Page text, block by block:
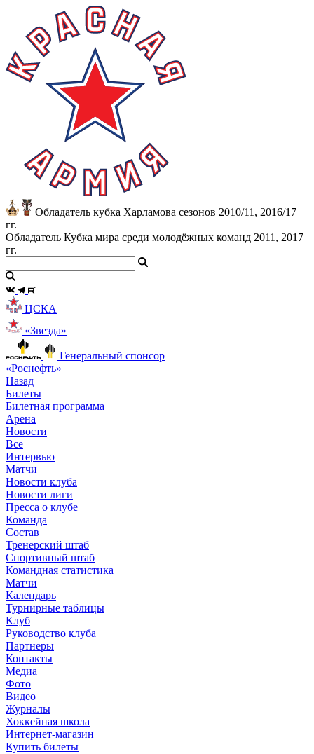
Обладатель кубка Харламова сезонов 2010/11, 2016/17
гг.
Обладатель Кубка мира среди молодёжных команд 2011, 2017
гг.
ЦСКА
«Звезда»
Генеральный спонсор
«Роснефть»
Назад
Билеты
Билетная программа
Арена
Новости
Все
Интервью
Матчи
Новости клуба
Новости лиги
Пресса о клубе
Команда
Состав
Тренерский штаб
Спортивный штаб
Командная статистика
Матчи
Календарь
Турнирные таблицы
Клуб
Руководство клуба
Партнеры
Контакты
Медиа
Фото
Видео
Журналы
Хоккейная школа
Интернет-магазин
Купить билеты